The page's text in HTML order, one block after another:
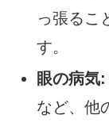
っ張るこ
す。
眼の病気:
など、他